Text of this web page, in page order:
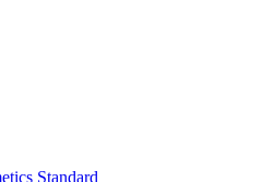
Standard